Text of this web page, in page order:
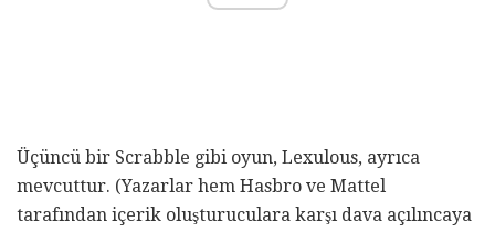
Üçüncü bir Scrabble gibi oyun, Lexulous, ayrıca
mevcuttur. (Yazarlar hem Hasbro ve Mattel
tarafından içerik oluşturuculara karşı dava açılıncaya